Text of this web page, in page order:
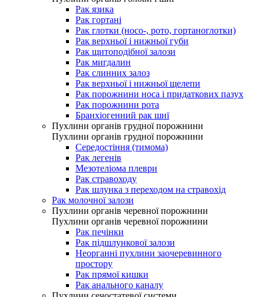
Рак язика
Рак гортані
Рак глотки (носо-, рото, гортаноглотки)
Рак верхньої і нижньої губи
Рак щитоподібної залози
Рак мигдалин
Рак слинних залоз
Рак верхньої і нижньої щелепи
Рак порожнини носа і придаткових пазух
Рак порожнини рота
Бранхіогенний рак шиї
Пухлини органів грудної порожнини
Пухлини органів грудної порожнини
Середостіння (тимома)
Рак легенів
Мезотеліома плеври
Рак стравоходу
Рак шлунка з переходом на стравохід
Рак молочної залози
Пухлини органів черевної порожнини
Пухлини органів черевної порожнини
Рак печінки
Рак підшлункової залози
Неорганні пухлини заочеревинного
простору
Рак прямої кишки
Рак анального каналу